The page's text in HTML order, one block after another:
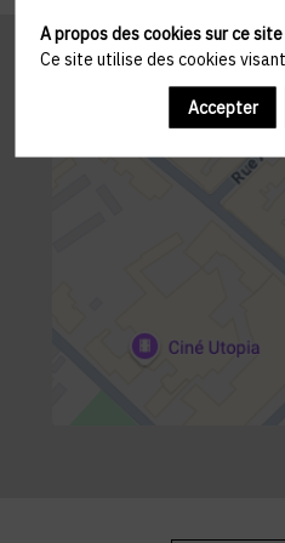
A propos des cookies sur ce site
Ce site utilise des cookies
Accepter